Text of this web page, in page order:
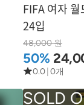
FIFA 여자
24입
48,000 원
50%
0.0 0개